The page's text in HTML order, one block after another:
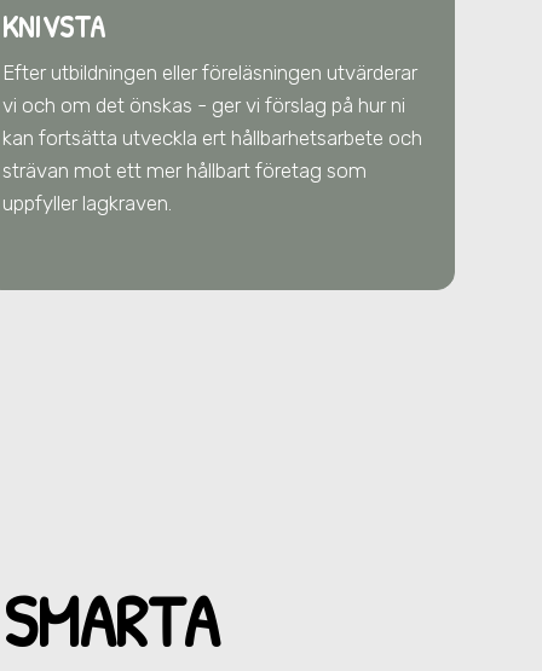
KNIVSTA
Efter utbildningen eller föreläsningen utvärderar
vi och om det önskas - ger vi förslag på hur ni
kan fortsätta utveckla ert hållbarhetsarbete och
strävan mot ett mer hållbart företag som
uppfyller lagkraven.